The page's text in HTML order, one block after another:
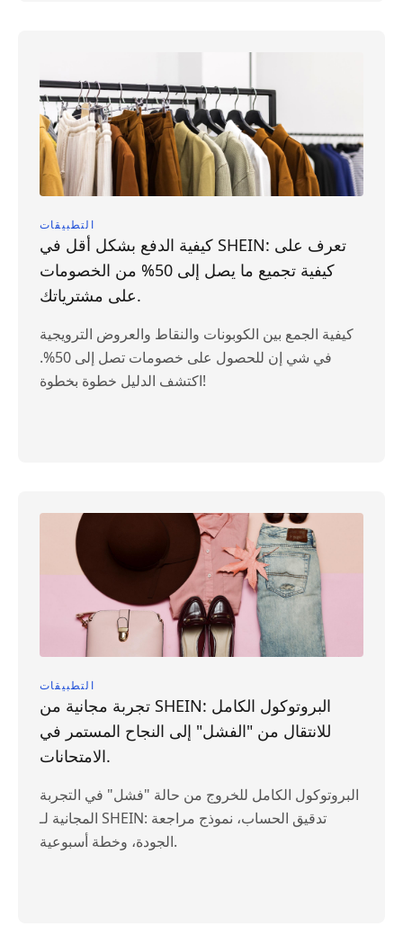
التطبيقات
كيفية الدفع بشكل أقل في SHEIN: تعرف على
كيفية تجميع ما يصل إلى 50% من الخصومات
على مشترياتك.
كيفية الجمع بين الكوبونات والنقاط والعروض الترويجية
في شي إن للحصول على خصومات تصل إلى 50%.
اكتشف الدليل خطوة بخطوة!
التطبيقات
تجربة مجانية من SHEIN: البروتوكول الكامل
للانتقال من "الفشل" إلى النجاح المستمر في
الامتحانات.
البروتوكول الكامل للخروج من حالة "فشل" في التجربة
المجانية لـ SHEIN: تدقيق الحساب، نموذج مراجعة
الجودة، وخطة أسبوعية.